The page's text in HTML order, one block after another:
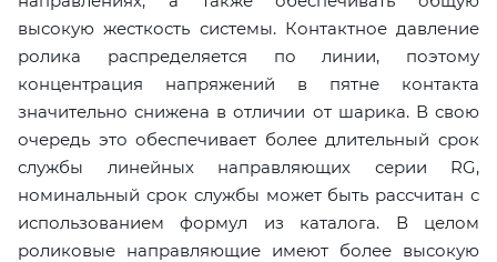
высокую жесткость системы. Контактное давление
ролика распределяется по линии, поэтому
концентрация напряжений в пятне контакта
значительно снижена в отличии от шарика. В свою
очередь это обеспечивает более длительный срок
службы линейных направляющих серии RG,
номинальный срок службы может быть рассчитан с
использованием формул из каталога. В целом
роликовые направляющие имеют более высокую